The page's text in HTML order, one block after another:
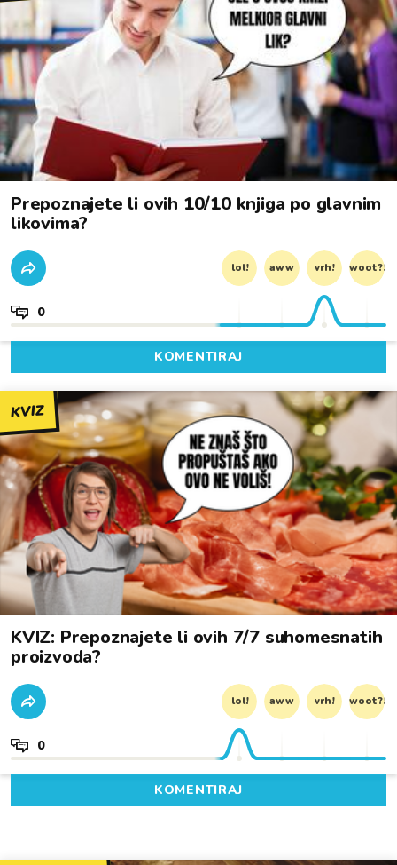
Prepoznajete li ovih 10/10 knjiga po glavnim
likovima?
lol! aww vrh! woot?!
0
KOMENTIRAJ
KVIZ
KVIZ: Prepoznajete li ovih 7/7 suhomesnatih
proizvoda?
lol! aww vrh! woot?!
0
KOMENTIRAJ